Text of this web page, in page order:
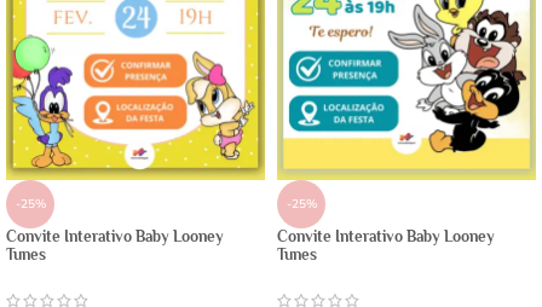
-25%
Convite Interativo Baby Looney
Tunes
-25%
Convite Interativo Baby Looney
Tunes